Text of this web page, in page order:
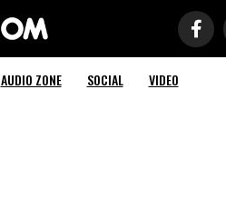
AUDIO ZONE SOCIAL VIDEO